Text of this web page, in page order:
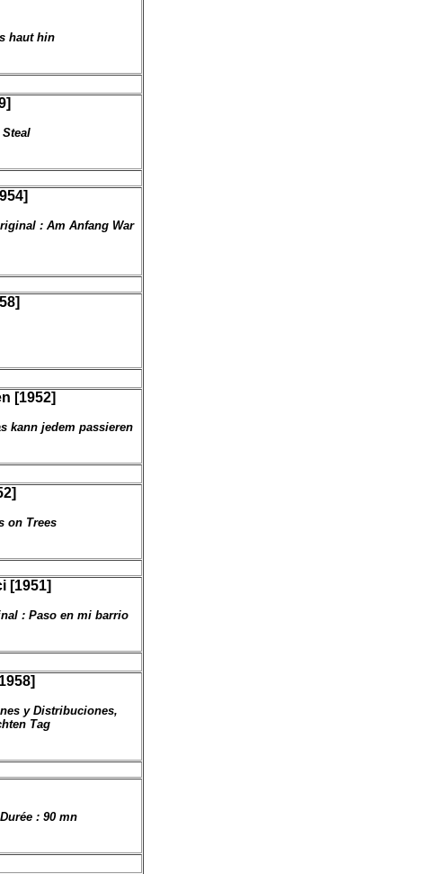
haut hin
: Am Anfang War
[1952]
kann jedem passieren
on Trees
[1951]
: Paso en mi barrio
y Distribuciones,
Tag
: 90 mn